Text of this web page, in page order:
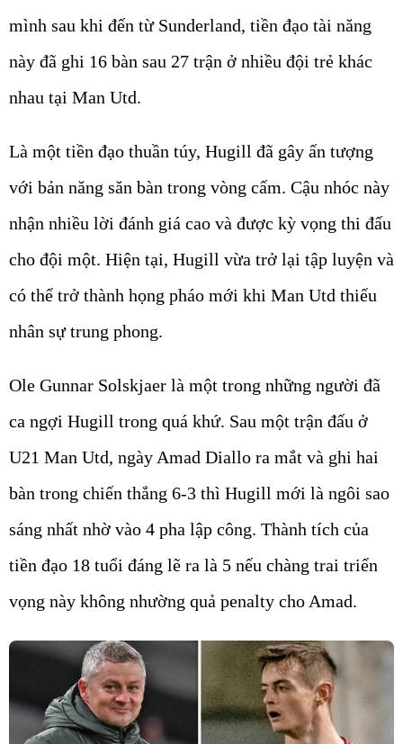
mình sau khi đến từ Sunderland, tiền đạo tài năng
này đã ghi 16 bàn sau 27 trận ở nhiều đội trẻ khác
nhau tại Man Utd.
Là một tiền đạo thuần túy, Hugill đã gây ấn tượng
với bản năng săn bàn trong vòng cấm. Cậu nhóc này
nhận nhiều lời đánh giá cao và được kỳ vọng thi đấu
cho đội một. Hiện tại, Hugill vừa trở lại tập luyện và
có thể trở thành họng pháo mới khi Man Utd thiếu
nhân sự trung phong.
Ole Gunnar Solskjaer là một trong những người đã
ca ngợi Hugill trong quá khứ. Sau một trận đấu ở
U21 Man Utd, ngày Amad Diallo ra mắt và ghi hai
bàn trong chiến thắng 6-3 thì Hugill mới là ngôi sao
sáng nhất nhờ vào 4 pha lập công. Thành tích của
tiền đạo 18 tuổi đáng lẽ ra là 5 nếu chàng trai triển
vọng này không nhường quả penalty cho Amad.